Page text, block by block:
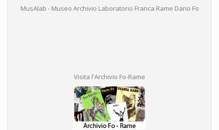
MusAlab - Museo Archivio Laboratorio Franca Rame Dario Fo
Visita l'Archivio Fo-Rame